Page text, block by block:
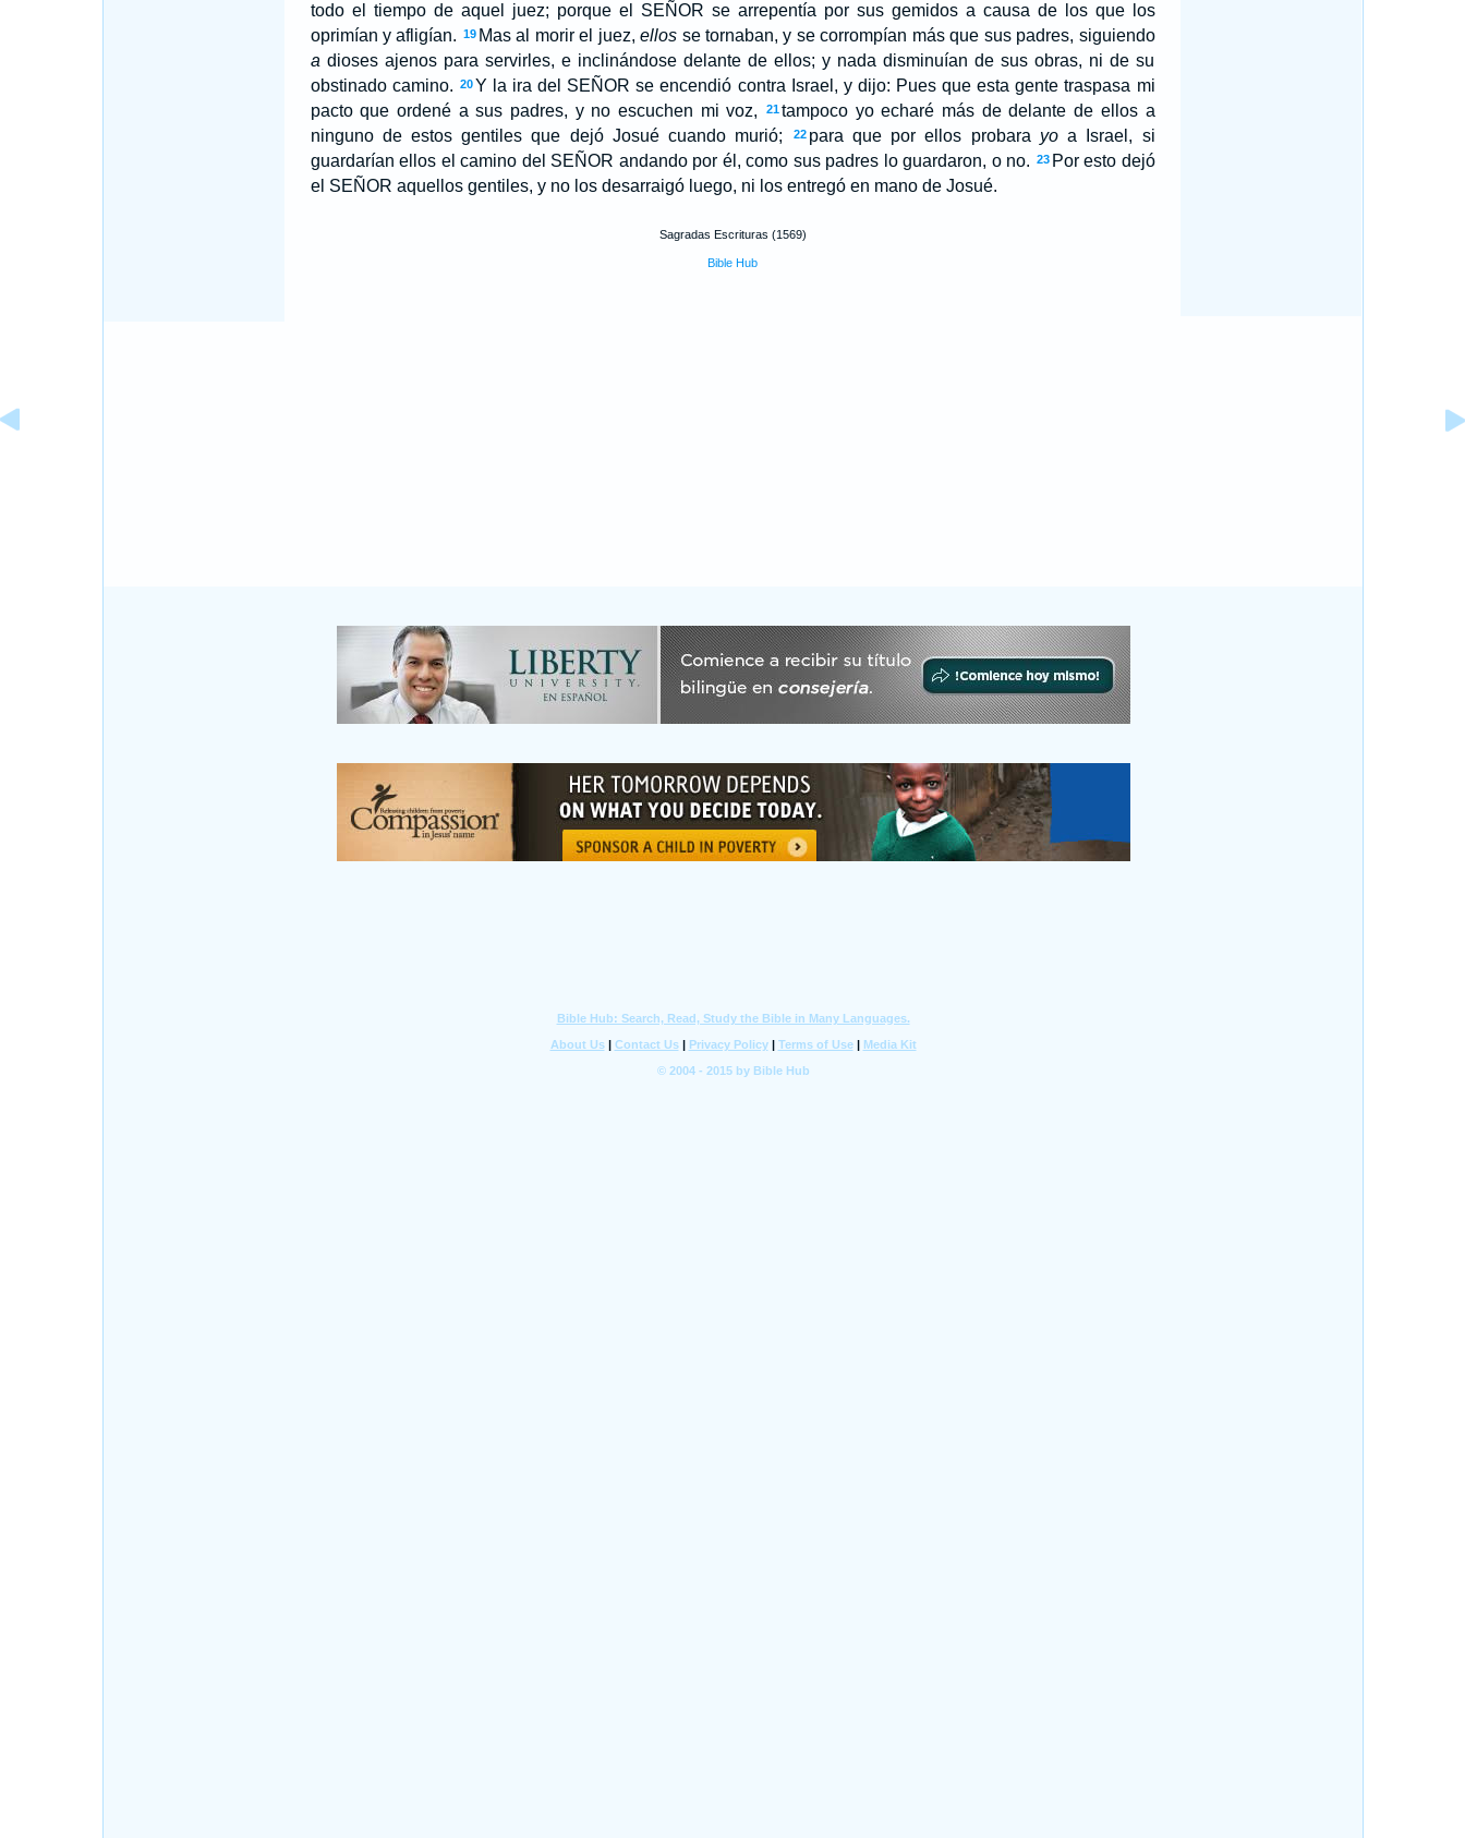
todo el tiempo de aquel juez; porque el SEÑOR se arrepentía por sus gemidos a causa de los que los
oprimían y afligían. 19 Mas al morir el juez,ellos se tornaban, y se corrompían más que sus padres, siguiendo
a dioses ajenos para servirles, e inclinándose delante de ellos; y nada disminuían de sus obras, ni de su
obstinado camino. 20Y la ira del SEÑOR se encendió contra Israel, y dijo: Pues que esta gente traspasa mi
pacto que ordené a sus padres, y no escuchen mi voz,
21tampoco yo echaré más de delante de ellos a
ninguno de estos gentiles que dejó Josué cuando murió;
22 para que por ellos probara yoa Israel, si
guardarían ellos el camino del SEÑOR andando por él, como sus padres lo guardaron, o no. 23 Por esto dejó
el SEÑOR aquellos gentiles, y no los desarraigó luego, ni los entregó en mano de Josué.
Sagradas Escrituras (1569)
Bible Hub